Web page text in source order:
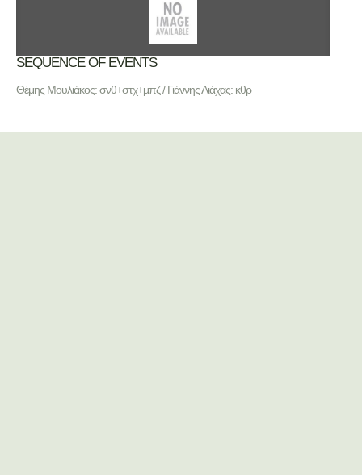
SEQUENCE OF EVENTS
Θέμης Μουλιάκος: σνθ+στχ+μπζ / Γιάννης Λιάχας: κθρ